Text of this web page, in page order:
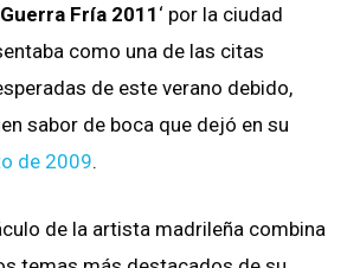
Guerra Fría 2011 ‘ por la ciudad
como una de las citas
de este verano debido,
sabor de boca que dejó en su
de 2009.
de la artista madrileña combina